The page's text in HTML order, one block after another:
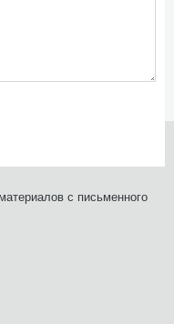
с письменного